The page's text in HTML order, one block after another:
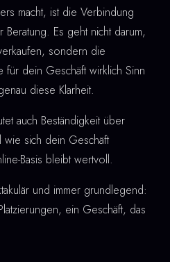
macht, ist die Verbindung
Es geht nicht darum,
sondern die
für dein Geschäft wirklich Sinn
diese Klarheit.
auch Beständigkeit über
wie sich dein Geschäft
Basis bleibt wertvoll.
und immer grundlegend:
ein Geschäft, das